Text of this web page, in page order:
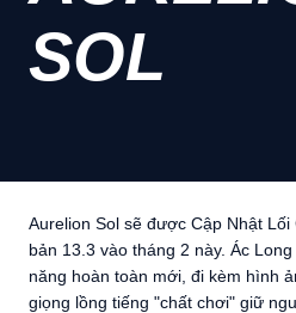
SOL
Aurelion Sol sẽ được Cập Nhật
bản 13.3 vào tháng 2 này. Ác
năng hoàn toàn mới, đi kèm hình
giọng lồng tiếng "chất chơi" giữ